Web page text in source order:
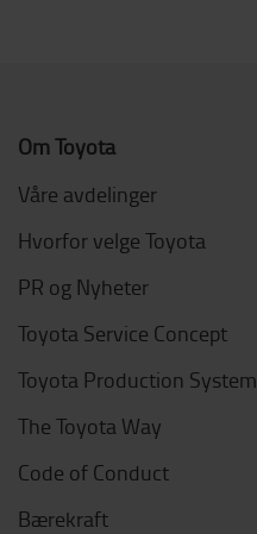
Om Toyota
Våre avdelinger
Hvorfor velge Toyota
PR og Nyheter
Toyota Service Concept
Toyota Production System
The Toyota Way
Code of Conduct
Bærekraft